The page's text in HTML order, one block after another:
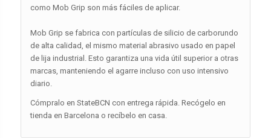
como Mob Grip son más fáciles de aplicar.
Mob Grip se fabrica con partículas de silicio de carborundo
de alta calidad, el mismo material abrasivo usado en papel
de lija industrial. Esto garantiza una vida útil superior a otras
marcas, manteniendo el agarre incluso con uso intensivo
diario.
Cómpralo en StateBCN con entrega rápida. Recógelo en
tienda en Barcelona o recíbelo en casa.